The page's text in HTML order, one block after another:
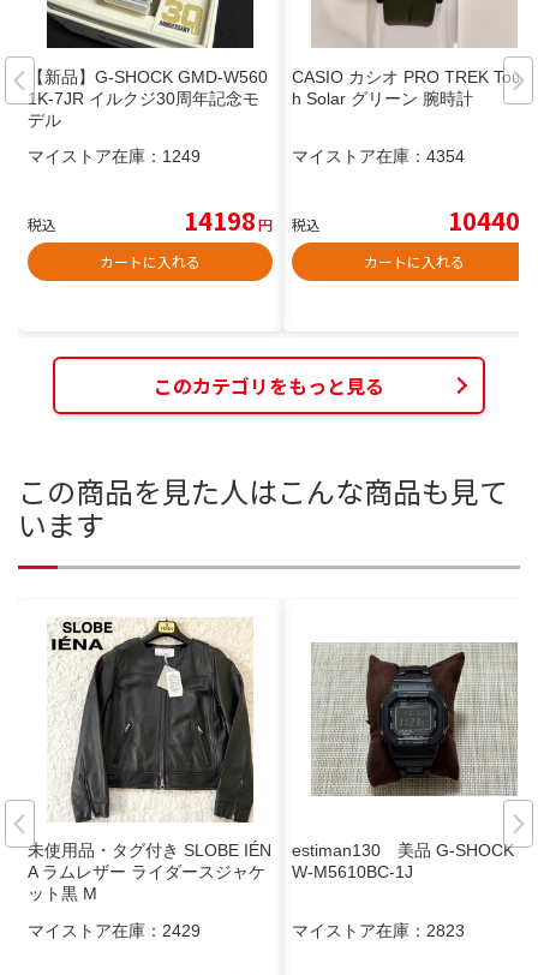
【新品】G-SHOCK GMD-W560
1K-7JR イルクジ30周年記念モ
デル
マイストア在庫： 1249
税込 14198円
カートに入れる
CASIO カシオ PRO TREK Toug
h Solar グリーン 腕時計
マイストア在庫： 4354
税込 10440
カートに入れる
このカテゴリをもっと見る
この商品を見た人はこんな商品も見て
います
未使用品・タグ付き SLOBE IÉN
A ラムレザー ライダースジャケ
ット黒 M
マイストア在庫： 2429
estiman130 美品 G-SHOCK G
W-M5610BC-1J
マイストア在庫： 2823